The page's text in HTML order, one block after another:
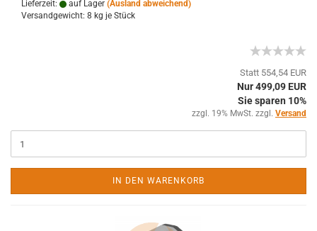
Lieferzeit: auf Lager (Ausland abweichend)
Versandgewicht: 8 kg je Stück
Statt 554,54 EUR
Nur 499,09 EUR
Sie sparen 10%
zzgl. 19% MwSt. zzgl. Versand
IN DEN WARENKORB